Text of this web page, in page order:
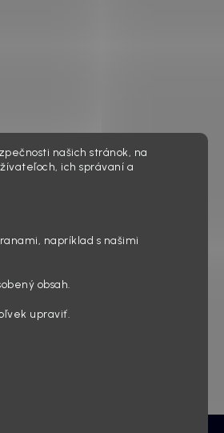
našich stránok, na
ich správaní a
napríklad s našimi
obsah.
upraviť.